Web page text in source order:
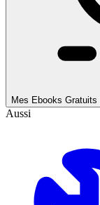
Mes Ebooks Gratuits
Aussi